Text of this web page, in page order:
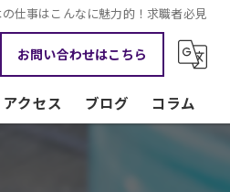
仕事はこんなに魅力的！求職者必見
お問い合わせはこちら
アクセス ブログ コラム